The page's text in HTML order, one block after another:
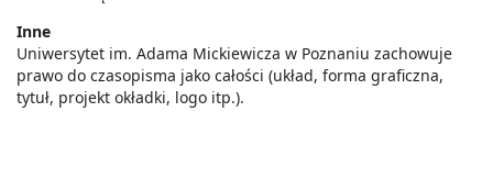
Inne
Uniwersytet im. Adama Mickiewicza w Poznaniu zachowuje
prawo do czasopisma jako całości (układ, forma graficzna,
tytuł, projekt okładki, logo itp.).